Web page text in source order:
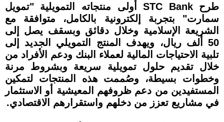
طرح STC Bank أولى منتجاته التمويلية "تمويل
سمارت" بتجربة إلكترونية بالكامل، متوافقة مع
الشريعة الإسلامية وخلال دقائق وبسقف يصل إلى
50 ألف ريال، ويهدف المنتج التمويلي الجديد إلى
تلبية الاحتياجات المالية لعملاء البنك ودعم الأفراد من
خلال تقديم حلول تمويلية سريعة وبشروط مرنة
وخطوات بسيطة، وصُممت هذه المنتجات لتمكين
المستفيدين من دعم ظروفهم المعيشية أو الاستثمار
في مشاريع تعزز من دخلهم واستقرارهم الاقتصادي.